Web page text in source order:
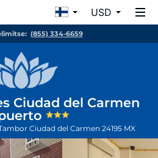
USD
(855) 334-6659
Ciudad del Carmen
Ciudad del Carmen 24195 MX